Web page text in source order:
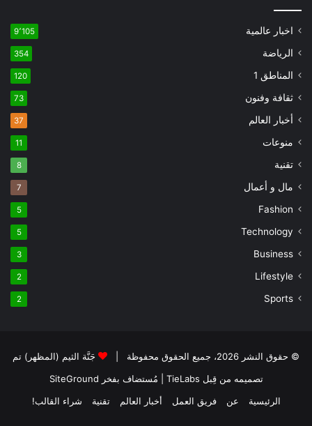
اخبار عالمية 9٬105
الرياضة 354
المناطق 1 120
ثقافة وفنون 73
أخبار العالم 37
منوعات 11
تقنية 8
مال و أعمال 7
Fashion
5
Technology
5
Business
3
Lifestyle
2
Sports
2
© حقوق النشر 2026، جميع الحقوق محفوظة |
جَنَّة الثيم (المظهر) تم
تصميمه من قِبل TieLabs
| مُستضاف بفخر SiteGround
الرئيسية
عن فريق العمل أخبار العالم تقنية شراء القالب!